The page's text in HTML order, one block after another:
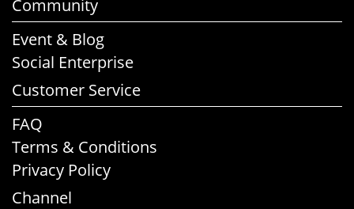
Community
Event & Blog
Social Enterprise
Customer Service
FAQ
Terms & Conditions
Privacy Policy
Channel